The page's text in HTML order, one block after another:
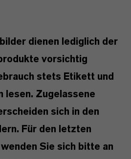
dienen lediglich der
vorsichtig
stets Etikett und
lesen. Zugelassene
sich in den
Für den letzten
Sie sich bitte an